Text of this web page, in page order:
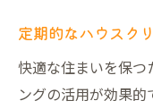
定期的なハウスク
快適な住まいを保つ
ングの活用が効果